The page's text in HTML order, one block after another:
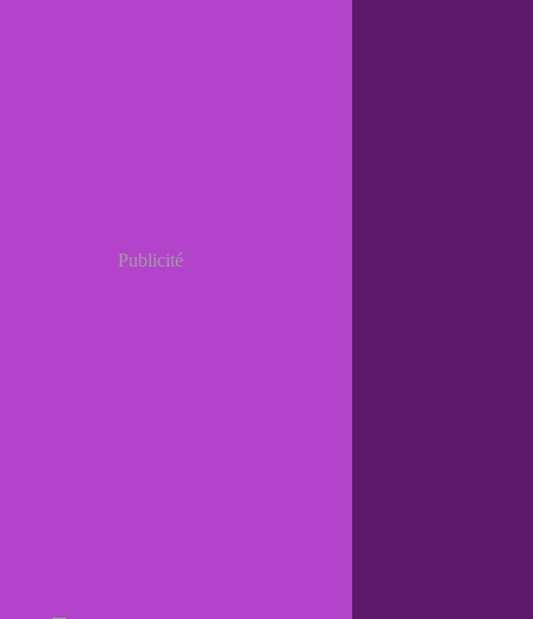
Publicité